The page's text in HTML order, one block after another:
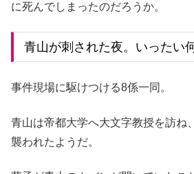
に死んでしまったのだろうか。
青山が刺された夜。いったい
事件現場に駆けつける8係一同。
青山は帝都大学へ大文字教授を訪ね
襲われたようだ。